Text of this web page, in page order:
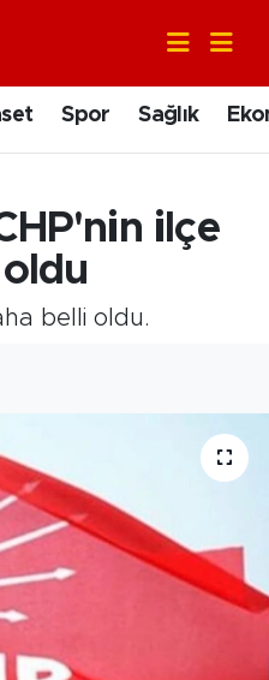
Spor Sağlık
ilçe
belli oldu.
ve Fikstür